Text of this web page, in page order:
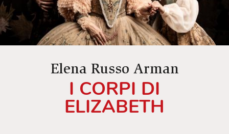
Elena Russo Arman
I CORPI DI
ELIZABETH